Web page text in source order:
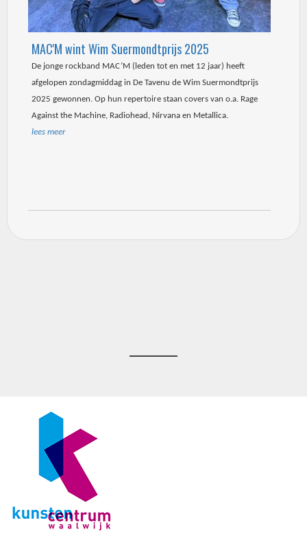
MAC'M wint Wim Suermondtprijs 2025
De jonge rockband MAC’M (leden tot en met 12 jaar) heeft
afgelopen zondagmiddag in De Tavenu de Wim Suermondtprijs
2025 gewonnen. Op hun repertoire staan covers van o.a. Rage
Against the Machine, Radiohead, Nirvana en Metallica.
lees meer